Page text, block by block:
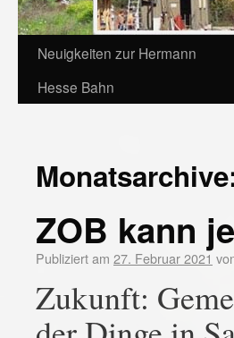
Neuigkeiten zur Hermann
Hesse Bahn
ZOB kann
Publiziert am 27. Februar 2021
Zukunft: